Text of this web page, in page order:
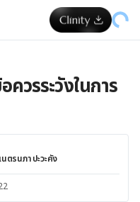
วรระวังในการ
เนตรนภา ปะวะคัง